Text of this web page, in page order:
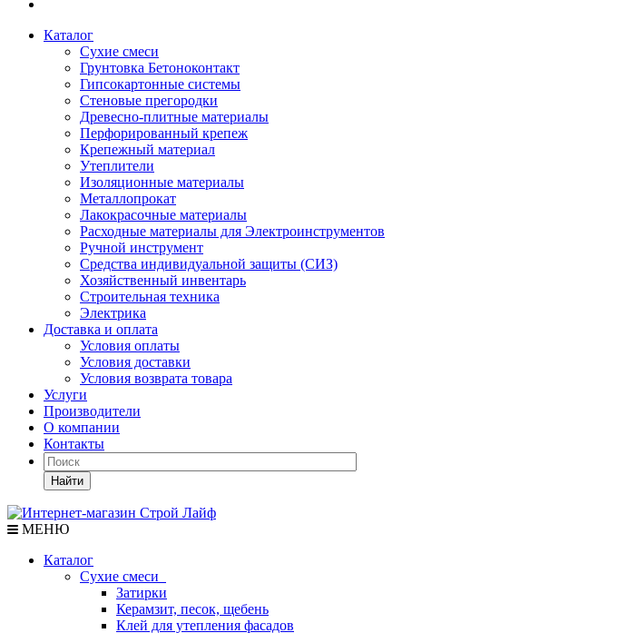
Каталог
Сухие смеси
Грунтовка Бетоноконтакт
Гипсокартонные системы
Стеновые прегородки
Древесно-плитные материалы
Перфорированный крепеж
Крепежный материал
Утеплители
Изоляционные материалы
Металлопрокат
Лакокрасочные материалы
Расходные материалы для Электроинструментов
Ручной инструмент
Средства индивидуальной защиты (СИЗ)
Хозяйственный инвентарь
Строительная техника
Электрика
Доставка и оплата
Условия оплаты
Условия доставки
Условия возврата товара
Услуги
Производители
О компании
Контакты
Найти
МЕНЮ
Каталог
Сухие смеси
Затирки
Керамзит, песок, щебень
Клей для утепления фасадов